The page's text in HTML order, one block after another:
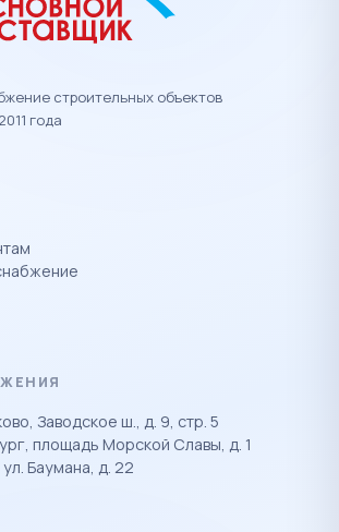
строительных объектов
года
Заводское ш., д. 9, стр. 5
площадь Морской Славы, д. 1
Баумана, д. 22